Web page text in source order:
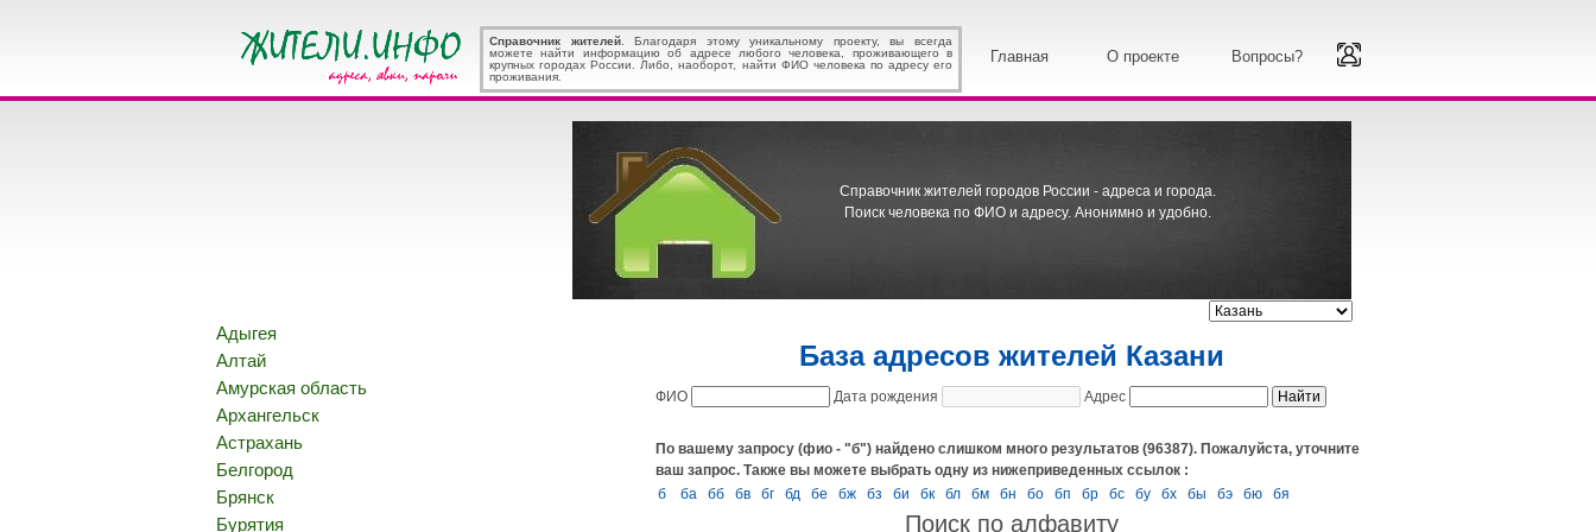
Справочник жителей. Благодаря этому уникальному проекту, вы всегда
можете найти информацию об адресе любого человека, проживающего в
крупных городах России. Либо, наоборот, найти ФИО человека по адресу его
проживания.
Главная О проекте Вопросы?
Справочник жителей городов России - адреса и города.
Поиск человека по ФИО и адресу. Анонимно и удобно.
Адыгея
Алтай
Амурская область
Архангельск
Астрахань
Белгород
Брянск
Бурятия
База адресов жителей Казани
ФИО Дата рождения Адрес
По вашему запросу (фио - "б") найдено слишком много результатов (96387). Пожалуйста, уточните
ваш запрос. Также вы можете выбрать одну из нижеприведенных ссылок :
б
ба бб бв бг бд бе бж бз би бк бл бм бн бо бп бр бс бу бх бы бэ бю бя
Поиск по алфавиту